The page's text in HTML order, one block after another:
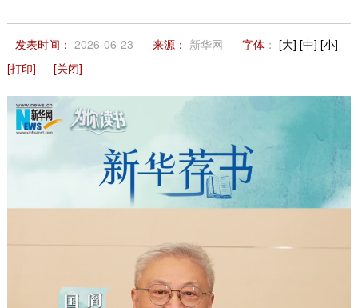
发表时间： 2026-06-23 来源： 新华网 字体： [大] [中] [小]
[打印]
[关闭]